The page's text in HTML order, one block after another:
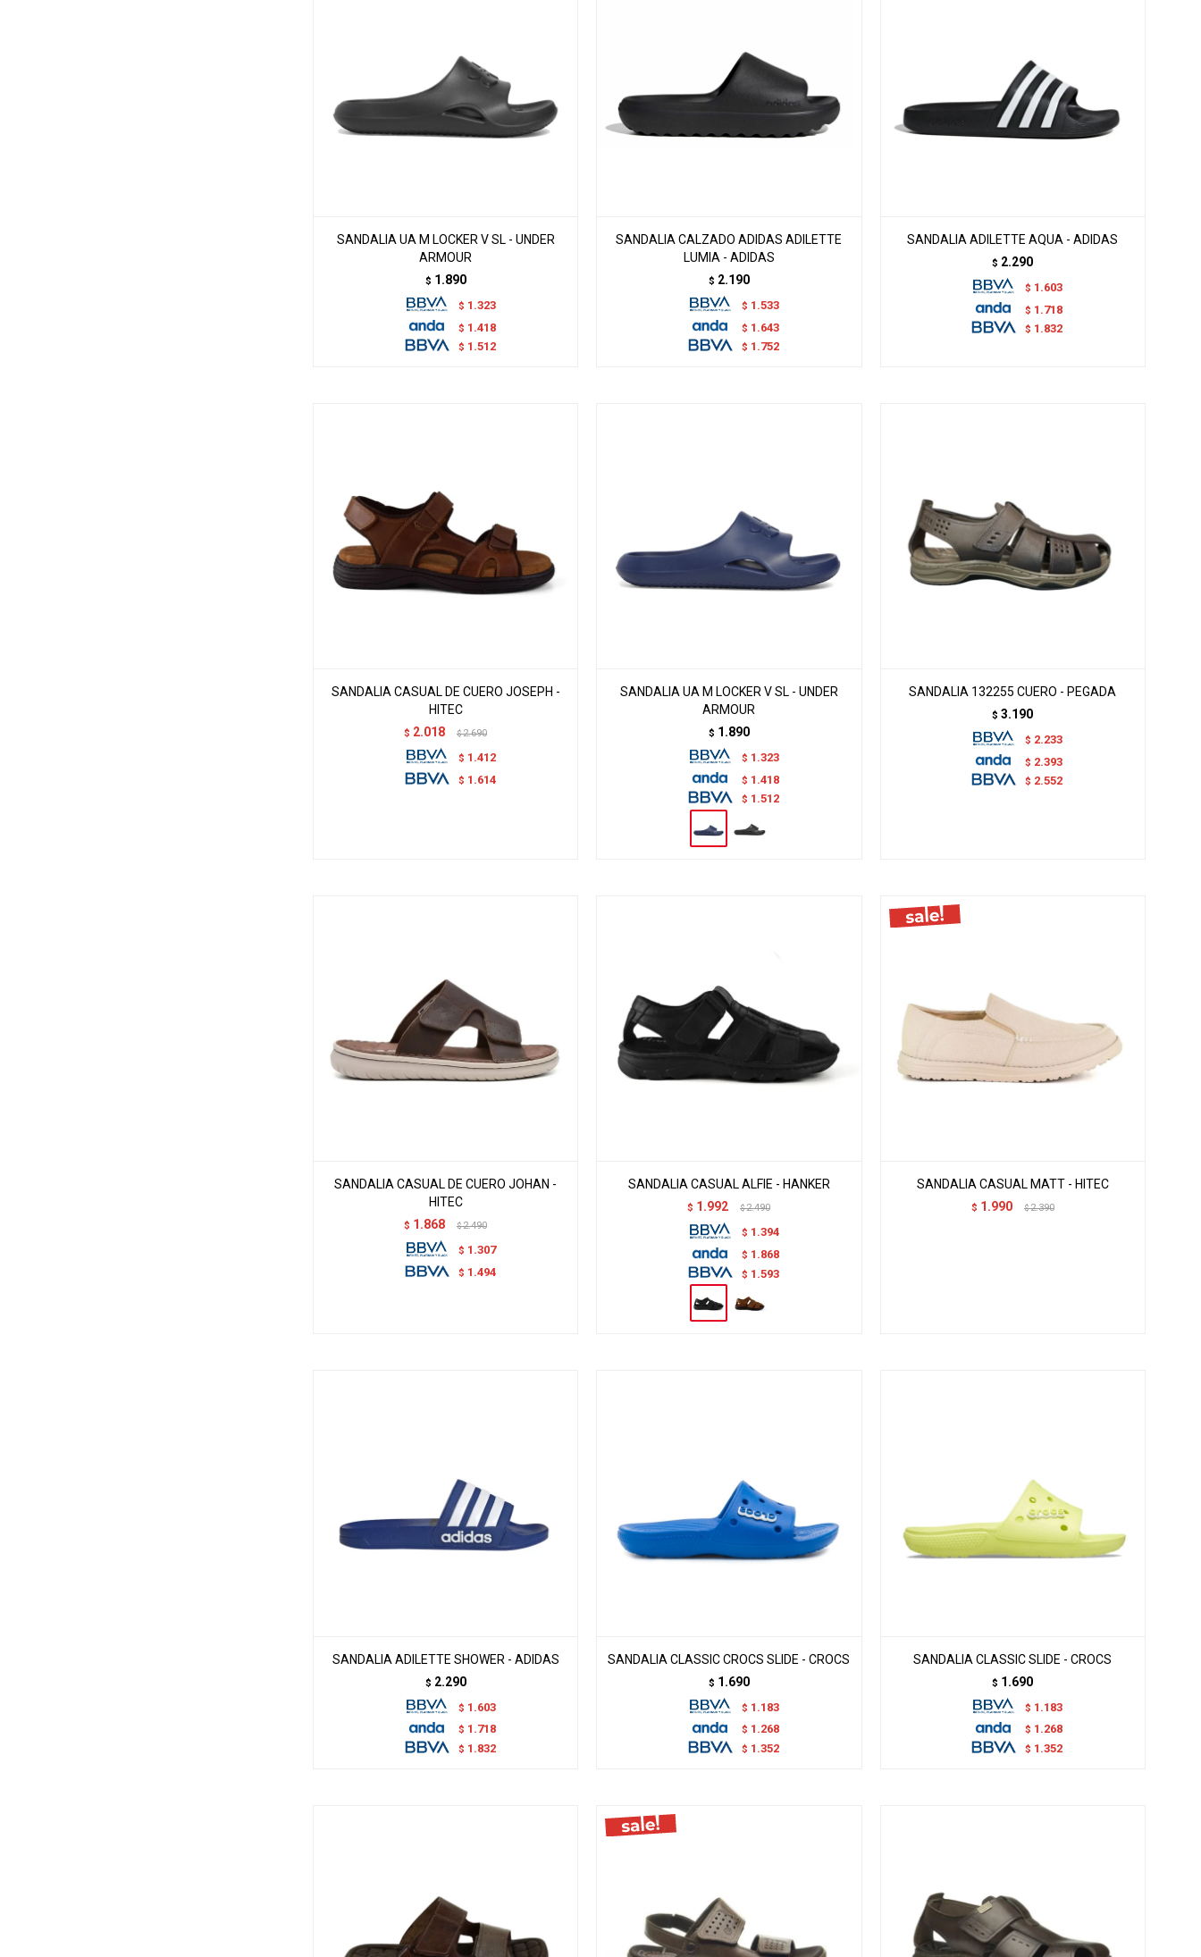
SANDALIA UA M LOCKER V SL - UNDER
ARMOUR
$ 1.890
$ 1.323
$ 1.418
$ 1.512
SANDALIA CALZADO ADIDAS ADILETTE
LUMIA - ADIDAS
$ 2.190
$ 1.533
$ 1.643
$ 1.752
SANDALIA ADILETTE AQUA - ADIDAS
$ 2.290
$ 1.603
$ 1.718
$ 1.832
SANDALIA CASUAL DE CUERO JOSEPH -
HITEC
$ 2.018 $ 2.690
$ 1.412
$ 1.614
SANDALIA UA M LOCKER V SL - UNDER
ARMOUR
$ 1.890
$ 1.323
$ 1.418
$ 1.512
SANDALIA 132255 CUERO - PEGADA
$ 3.190
$ 2.233
$ 2.393
$ 2.552
SANDALIA CASUAL DE CUERO JOHAN -
HITEC
$ 1.868 $ 2.490
$ 1.307
$ 1.494
SANDALIA CASUAL ALFIE - HANKER
$ 1.992 $ 2.490
$ 1.394
$ 1.868
$ 1.593
SANDALIA CASUAL MATT - HITEC
$ 1.990 $ 2.390
SANDALIA ADILETTE SHOWER - ADIDAS
$ 2.290
$ 1.603
$ 1.718
$ 1.832
SANDALIA CLASSIC CROCS SLIDE - CROCS
$ 1.690
$ 1.183
$ 1.268
$ 1.352
SANDALIA CLASSIC SLIDE - CROCS
$ 1.690
$ 1.183
$ 1.268
$ 1.352